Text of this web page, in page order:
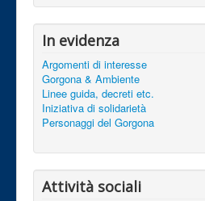
In evidenza
Argomenti di interesse
Gorgona & Ambiente
Linee guida, decreti etc.
Iniziativa di solidarietà
Personaggi del Gorgona
Attività sociali